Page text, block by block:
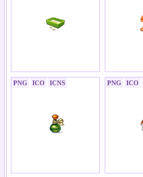
PNG ICO ICNS PNG ICO